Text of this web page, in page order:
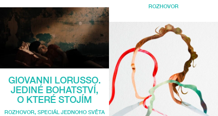
GIOVANNI LORUSSO.
JEDINÉ BOHATSTVÍ,
O KTERÉ STOJÍM
ROZHOVOR, SPECIÁL JEDNOHO SVĚTA
ROZHOVOR